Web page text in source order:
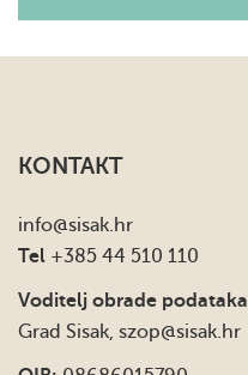
KONTAKT
info@sisak.hr
Tel +385 44 510 110
Voditelj obrade podataka
Grad Sisak, szop@sisak.hr